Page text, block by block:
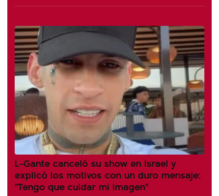
L-Gante canceló su show en Israel y
explicó los motivos con un duro mensaje:
"Tengo que cuidar mi imagen"